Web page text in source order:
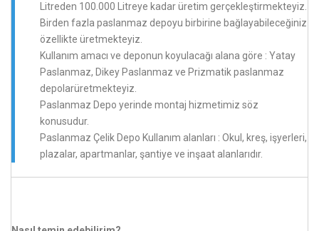
Litreden 100.000 Litreye kadar üretim gerçekleştirmekteyiz.
Birden fazla paslanmaz depoyu birbirine bağlayabileceğiniz
özellikte üretmekteyiz.
Kullanım amacı ve deponun koyulacağı alana göre : Yatay
Paslanmaz, Dikey Paslanmaz ve Prizmatik paslanmaz
depolarüretmekteyiz.
Paslanmaz Depo yerinde montaj hizmetimiz söz
konusudur.
Paslanmaz Çelik Depo Kullanım alanları : Okul, kreş, işyerleri,
plazalar, apartmanlar, şantiye ve inşaat alanlarıdır.